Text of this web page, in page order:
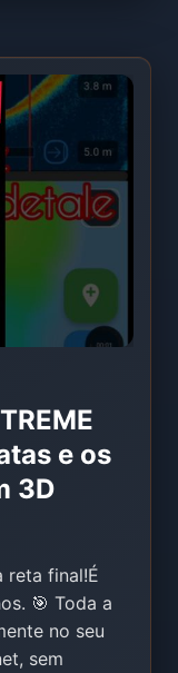
e os
3D
final!É
🎯 Toda a
no seu
sem